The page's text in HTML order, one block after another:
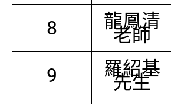
8 龍鳳清
老師
9 羅紹基
先生